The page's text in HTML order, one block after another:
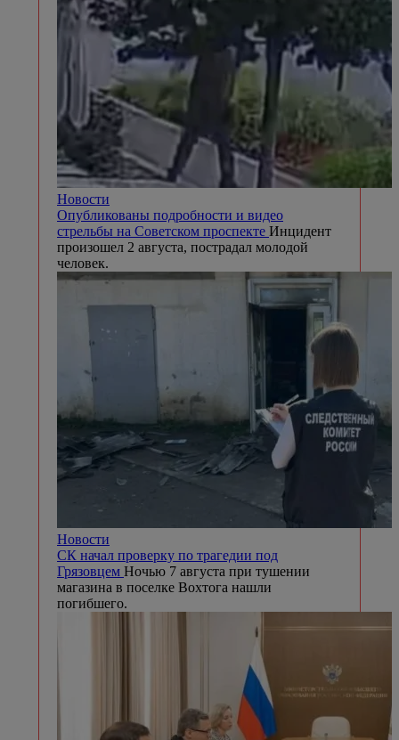
Новости
Опубликованы подробности и видео
стрельбы на Советском проспекте Инцидент
произошел 2 августа, пострадал молодой
человек.
Новости
СК начал проверку по трагедии под
Грязовцем Ночью 7 августа при тушении
магазина в поселке Вохтога нашли
погибшего.